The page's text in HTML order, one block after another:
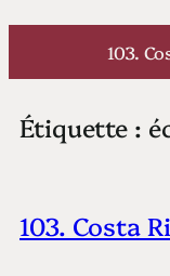
Aller
103.
Étiquette :
103. Costa